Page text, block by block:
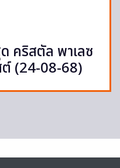
คริสตัล พาเลซ
(24-08-68)